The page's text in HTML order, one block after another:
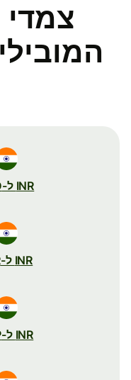
INR ל-USD
INR ל-EUR
INR ל-GBP